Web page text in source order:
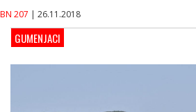
BN 207 | 26.11.2018
GUMENJACI